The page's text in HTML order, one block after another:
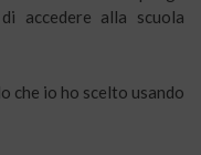
accedere alla scuola
che io ho scelto usando